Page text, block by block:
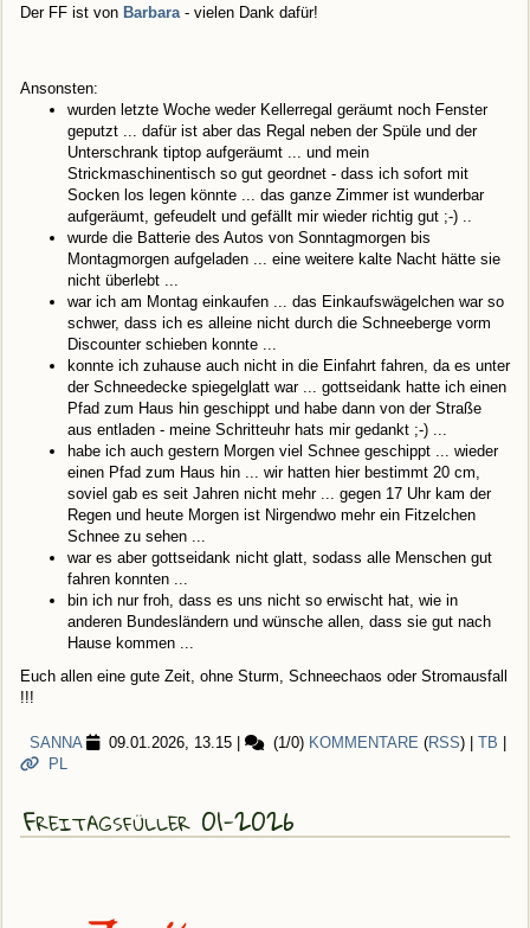
Der FF ist von Barbara - vielen Dank dafür!
Ansonsten:
wurden letzte Woche weder Kellerregal geräumt noch Fenster
geputzt ... dafür ist aber das Regal neben der Spüle und der
Unterschrank tiptop aufgeräumt ... und mein
Strickmaschinentisch so gut geordnet - dass ich sofort mit
Socken los legen könnte ... das ganze Zimmer ist wunderbar
aufgeräumt, gefeudelt und gefällt mir wieder richtig gut ;-) ..
wurde die Batterie des Autos von Sonntagmorgen bis
Montagmorgen aufgeladen ... eine weitere kalte Nacht hätte sie
nicht überlebt ...
war ich am Montag einkaufen ... das Einkaufswägelchen war so
schwer, dass ich es alleine nicht durch die Schneeberge vorm
Discounter schieben konnte ...
konnte ich zuhause auch nicht in die Einfahrt fahren, da es unter
der Schneedecke spiegelglatt war ... gottseidank hatte ich einen
Pfad zum Haus hin geschippt und habe dann von der Straße
aus entladen - meine Schritteuhr hats mir gedankt ;-) ...
habe ich auch gestern Morgen viel Schnee geschippt ... wieder
einen Pfad zum Haus hin ... wir hatten hier bestimmt 20 cm,
soviel gab es seit Jahren nicht mehr ... gegen 17 Uhr kam der
Regen und heute Morgen ist Nirgendwo mehr ein Fitzelchen
Schnee zu sehen ...
war es aber gottseidank nicht glatt, sodass alle Menschen gut
fahren konnten ...
bin ich nur froh, dass es uns nicht so erwischt hat, wie in
anderen Bundesländern und wünsche allen, dass sie gut nach
Hause kommen ...
Euch allen eine gute Zeit, ohne Sturm, Schneechaos oder Stromausfall
!!!
SANNA 09.01.2026, 13.15 (1/0) KOMMENTARE (RSS) | TB
PL
Freitagsfüller 01-2026